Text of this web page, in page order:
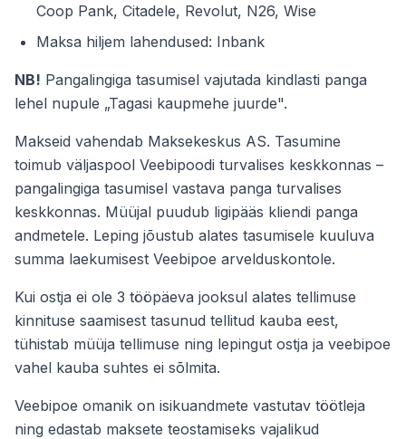
Coop Pank, Citadele, Revolut, N26, Wise
Maksa hiljem lahendused: Inbank
NB! Pangalingiga tasumisel vajutada kindlasti panga
lehel nupule „Tagasi kaupmehe juurde".
Makseid vahendab Maksekeskus AS. Tasumine
toimub väljaspool Veebipoodi turvalises keskkonnas –
pangalingiga tasumisel vastava panga turvalises
keskkonnas. Müüjal puudub ligipääs kliendi panga
andmetele. Leping jõustub alates tasumisele kuuluva
summa laekumisest Veebipoe arvelduskontole.
Kui ostja ei ole 3 tööpäeva jooksul alates tellimuse
kinnituse saamisest tasunud tellitud kauba eest,
tühistab müüja tellimuse ning lepingut ostja ja veebipoe
vahel kauba suhtes ei sõlmita.
Veebipoe omanik on isikuandmete vastutav töötleja
ning edastab maksete teostamiseks vajalikud